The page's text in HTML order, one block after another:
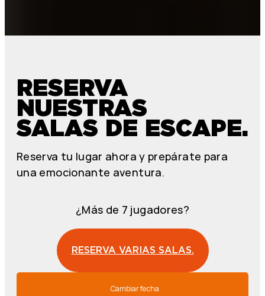
RESERVA
NUESTRAS
SALAS DE ESCAPE.
Reserva tu lugar ahora y prepárate para
una emocionante aventura.
¿Más de 7 jugadores?
RESERVA VARIAS SALAS.
Cambiar fecha